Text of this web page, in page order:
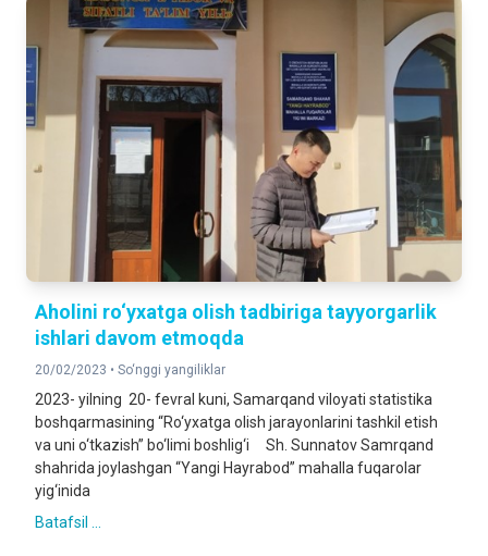
Aholini ro‘yxatga olish tadbiriga tayyorgarlik
ishlari davom etmoqda
20/02/2023 • So‘nggi yangiliklar
2023- yilning 20- fevral kuni, Samarqand viloyati statistika
boshqarmasining “Ro‘yxatga olish jarayonlarini tashkil etish
va uni o‘tkazish” bo‘limi boshlig‘i Sh. Sunnatov Samrqand
shahrida joylashgan “Yangi Hayrabod” mahalla fuqarolar
yig‘inida
Batafsil ...